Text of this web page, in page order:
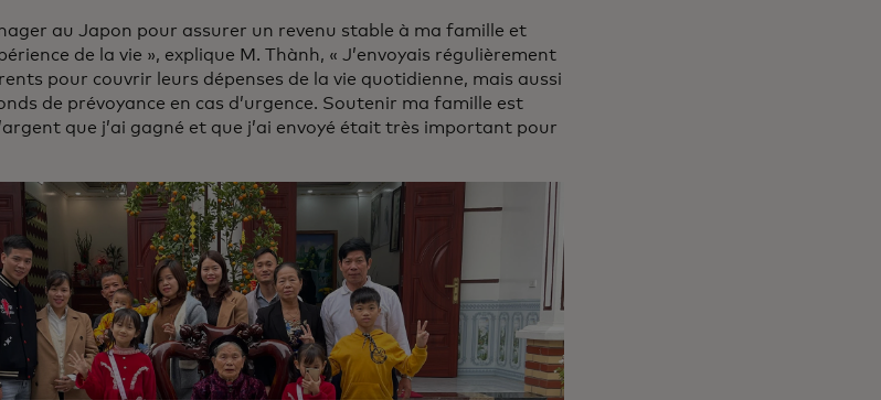
au Japon pour assurer un revenu stable à ma famille et
de la vie », explique M. Thành, « J’envoyais régulièrement
pour couvrir leurs dépenses de la vie quotidienne, mais aussi
de prévoyance en cas d’urgence. Soutenir ma famille est
que j’ai gagné et que j’ai envoyé était très important pour